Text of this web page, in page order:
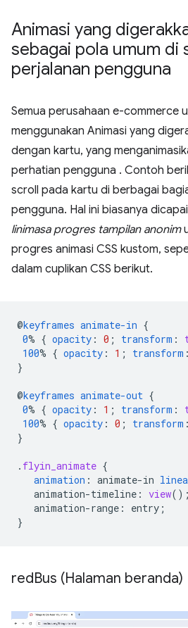
Animasi yang
sebagai pola umum di
perjalanan pengguna
Semua perusahaan e-commerce
menggunakan Animasi yang
dengan kartu, yang
perhatian pengguna . Contoh
scroll pada kartu di berbagai
pengguna. Hal ini biasanya
linimasa progres tampilan anonim
progres animasi CSS kustom,
dalam cuplikan CSS berikut.
@keyframes animate-in {
0% { opacity : 0 ; transform :
100% { opacity : 1 ; transform :
}
@keyframes animate-out {
0% { opacity : 1 ; transform :
100% { opacity : 0 ; transform :
}
. flyin_animate {
animation : animate-in
animation-timeline : view();
animation-range : entry ;
}
redBus (Halaman beranda)